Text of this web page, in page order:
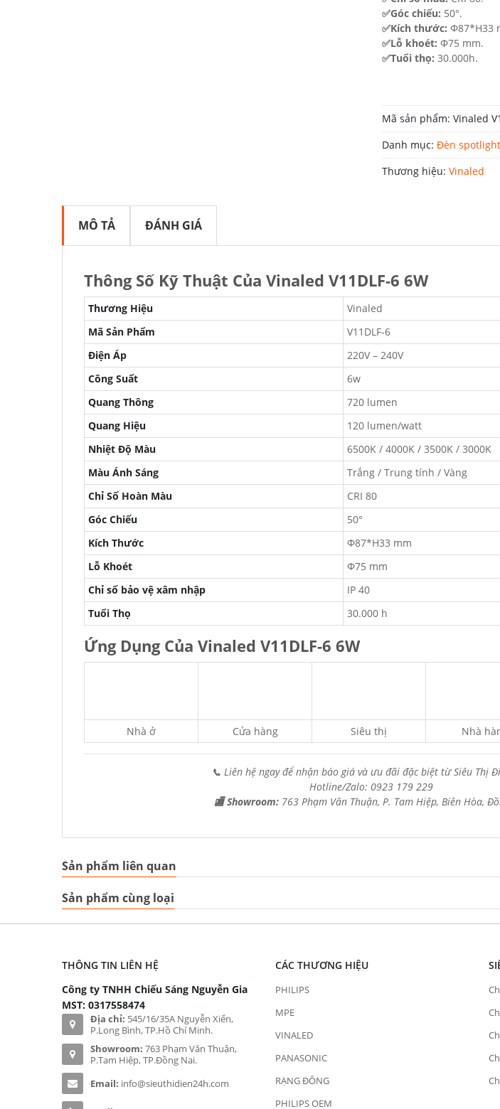
✅Góc chiếu: 50°.
✅Kích thước: Φ87*H33
✅Lỗ khoét: Φ75 mm.
✅Tuổi thọ: 30.000h.
Mã sản phẩm: Vinaled
Danh mục: Đèn
Thương hiệu: Vinaled
MÔ TẢ ĐÁNH GIÁ
Thông Số Kỹ Thuật Của Vinaled V11DLF-6 6W
Thương Hiệu
Vinaled
Mã Sản Phẩm
V11DLF-6
Điện Áp
220V – 240V
Công Suất
6w
Quang Thông
720 lumen
Quang Hiệu
120 lumen/watt
Nhiệt Độ Màu
6500K / 4000K / 3500K / 3000K
Màu Ánh Sáng
Trắng / Trung tính / Vàng
Chỉ Số Hoàn Màu
CRI 80
Góc Chiếu
50°
Kích Thước
Φ87*H33 mm
Lỗ Khoét
Φ75 mm
Chỉ số bảo vệ xâm nhập
IP 40
Tuổi Thọ
30.000 h
Ứng Dụng Của Vinaled V11DLF-6 6W
Nhà ở Cửa hàng Siêu thị Nhà
📞 Liên hệ ngay để nhận báo giá và ưu đãi đặc biệt từ Siêu Thị
Hotline/Zalo: 0923 179 229
🏬 Showroom: 763 Phạm Văn Thuận, P. Tam Hiệp, Biên Hòa,
Sản phẩm liên quan
Sản phẩm cùng loại
THÔNG TIN LIÊN HỆ
Công ty TNHH Chiếu Sáng Nguyễn Gia
MST: 0317558474
Địa chỉ: 545/16/35A Nguyễn Xiển,
P.Long Bình, TP.Hồ Chí Minh.
Showroom: 763 Phạm Văn Thuận,
P.Tam Hiệp, TP.Đồng Nai.
Email: info@sieuthidien24h.com
CÁC THƯƠNG HIỆU
PHILIPS
MPE
VINALED
PANASONIC
RẠNG ĐÔNG
PHILIPS OEM